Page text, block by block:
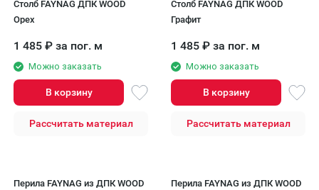
Столб FAYNAG ДПК WOOD
Орех
1 485 ₽ за пог. м
Можно заказать
В корзину
Рассчитать материал
Столб FAYNAG ДПК WOOD
Графит
1 485 ₽ за пог. м
Можно заказать
В корзину
Рассчитать материал
Перила FAYNAG из ДПК WOOD
Перила FAYNAG из ДПК WOOD